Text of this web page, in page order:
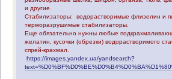
и другие.
Стабилизаторы: водорастворимые флизелин и
терморазрушимые стабилизаторы.
Еще обязательно нужны любые
желатин, кусочки (обрезки) водорастворимого
спрей-крахмал.
https://images.yandex.ua/yandsearch?